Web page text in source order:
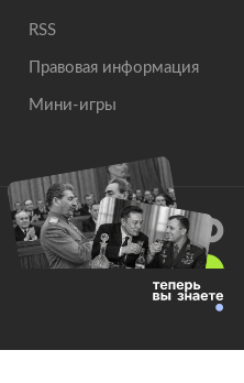
RSS
Правовая информация
Мини-игры
защищены.